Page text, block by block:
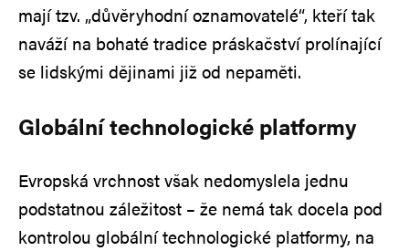
mají tzv. „důvěryhodní oznamovatelé“, kteří tak
naváží na bohaté tradice práskačství prolínající
se lidskými dějinami již od nepaměti.
Globální technologické platformy
Evropská vrchnost však nedomyslela jednu
podstatnou záležitost – že nemá tak docela pod
kontrolou globální technologické platformy, na